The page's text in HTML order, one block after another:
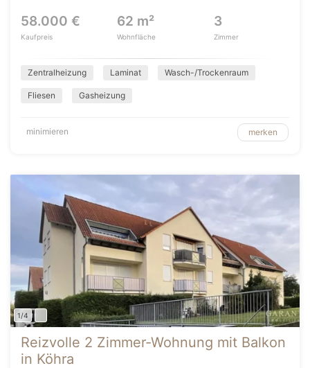
58.000 €
Kaufpreis
62 m²
Wohnfläche
3
Zimmer
Zentralheizung Laminat Wasch-/Trockenraum
Fliesen Gasheizung
minimieren merken
1/4
Reizvolle 2 Zimmer-Wohnung mit Balkon
in Köhra